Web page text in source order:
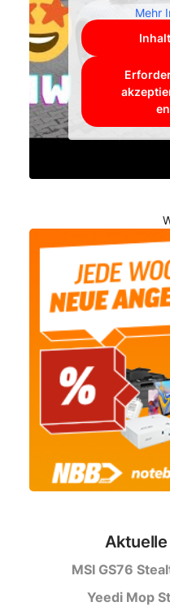
Mehr
MSI GS76
Yeedi Mop